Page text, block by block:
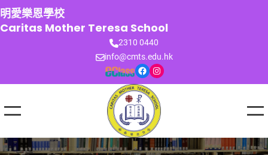
跳
至
主
明愛樂恩學校
Caritas Mother Teresa School
2310 0440
info@cmts.edu.hk
Facebook Instagram